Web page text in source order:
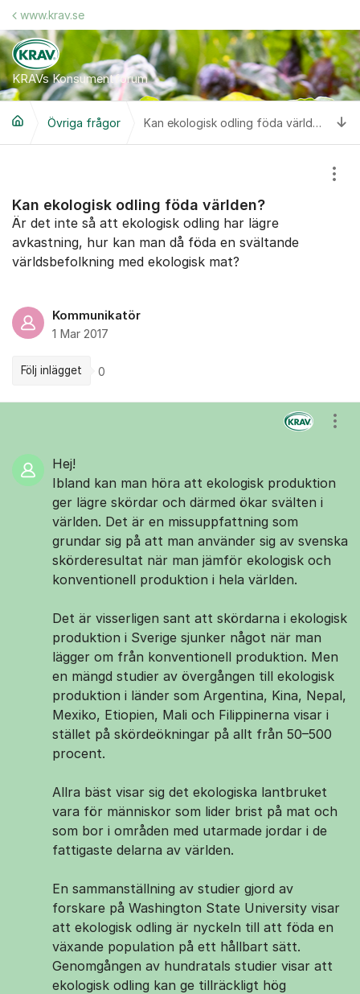
Hoppa till innehåll
KRAVs Konsumentforum
www.krav.se
Övriga frågor Kan ekologisk odling föda världen?
Kan ekologisk odling föda världen?
Är det inte så att ekologisk odling har lägre
avkastning, hur kan man då föda en svältande
världsbefolkning med ekologisk mat?
Kommunikatör
1 Mar 2017
Följ inlägget 0
Hej!
Ibland kan man höra att ekologisk produktion
ger lägre skördar och därmed ökar svälten i
världen. Det är en missuppfattning som
grundar sig på att man använder sig av svenska
skörderesultat när man jämför ekologisk och
konventionell produktion i hela världen.
Det är visserligen sant att skördarna i ekologisk
produktion i Sverige sjunker något när man
lägger om från konventionell produktion. Men
en mängd studier av övergången till ekologisk
produktion i länder som Argentina, Kina, Nepal,
Mexiko, Etiopien, Mali och Filippinerna visar i
stället på skördeökningar på allt från 50–500
procent.
Allra bäst visar sig det ekologiska lantbruket
vara för människor som lider brist på mat och
som bor i områden med utarmade jordar i de
fattigaste delarna av världen.
En sammanställning av studier gjord av
forskare på Washington State University visar
att ekologisk odling är nyckeln till att föda en
växande population på ett hållbart sätt.
Genomgången av hundratals studier visar att
ekologisk odling kan ge tillräckligt hög